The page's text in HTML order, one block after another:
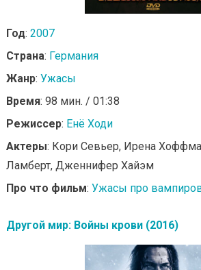
Год: 2007
Страна: Германия
Жанр: Ужасы
Время: 98 мин. / 01:38
Режиссер: Енё Ходи
Актеры: Кори Севьер, Ирена
Ламберт, Дженнифер Хайэм
Про что фильм: Ужасы про
Другой мир: Войны крови (2016)